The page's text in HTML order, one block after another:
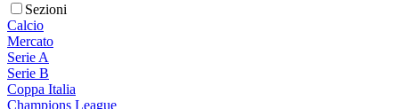
Sezioni
Calcio
Mercato
Serie A
Serie B
Coppa Italia
Champions League